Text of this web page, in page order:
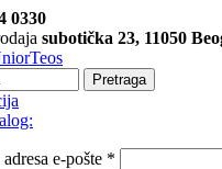
0330
subotička 23, 11050
Pretraga
e-pošte *